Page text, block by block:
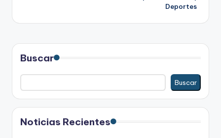
Deportes
Buscar
Buscar
Noticias Recientes